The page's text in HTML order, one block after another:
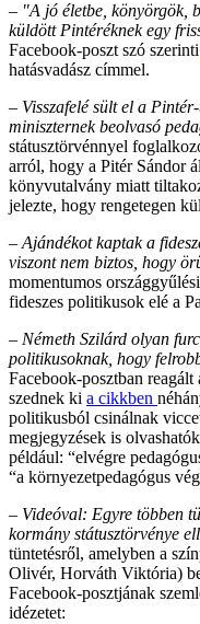
– "A jó életbe, könyörgök,
küldött Pintéréknek egy
Facebook-poszt szó szerinti
hatásvadász címmel.
– Visszafelé sült el a
miniszternek beolvasó
státusztörvénnyel
arról, hogy a Pitér Sándor
könyvutalvány miatt
jelezte, hogy rengetegen
– Ajándékot kaptak a
viszont nem biztos, hogy
momentumos
fideszes politikusok elé a
– Németh Szilárd olyan
politikusoknak, hogy
Facebook-posztban
szednek ki a cikkben
politikusból csinálnak
megjegyzések is
például: “elvégre
“a környezetpedagógus
– Videóval: Egyre többen
kormány státusztörvénye
tüntetésről, amelyben a
Olivér, Horváth Viktória)
Facebook-posztjának
idézetet: